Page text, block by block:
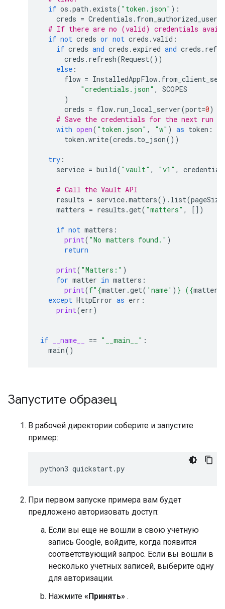
if os .path . exists( "token.json" ):
creds = Credentials .
# If there are no (valid) credentials
if not creds or not creds .valid :
if creds and creds . expired and creds .
creds . refresh(Request())
else :
flow = InstalledAppFlow.
"credentials.json" ,
SCOPES
)
creds = flow. run_local_server(port=0)
# Save the credentials for the next run
with open( "token.json" , "w" ) as token :
token .write(creds . to_json())
try :
service = build( "vault" , "v1" ,
# Call the Vault API
results = service.matters() . list(pageSize
matters = results .get( "matters" , [])
if not matters :
print( "No matters found." )
return
print( "Matters:" )
for matter in matters :
print(f" {matter .get( 'name' ) } ({matter
except HttpError as err :
print(err)
if __name__ == "__main__" :
main()
Запустите образец
В рабочей директории соберите и запустите
пример:
python3 quickstart.py
При первом запуске примера вам будет
предложено авторизовать доступ:
Если вы еще не вошли в свою учетную
запись Google, войдите, когда появится
соответствующий запрос. Если вы вошли в
несколько учетных записей, выберите одну
для авторизации.
Нажмите «Принять» .